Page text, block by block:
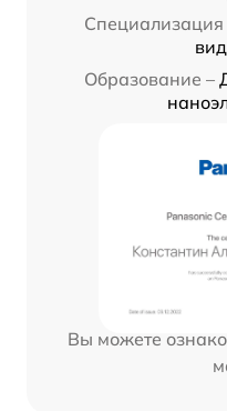
Специализация
Образование –
Вы можете